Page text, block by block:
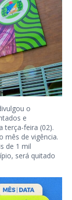
o
e
terça-feira (02).
mês de vigência.
de 1 mil
será quitado